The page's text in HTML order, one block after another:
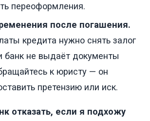
переоформления.
после погашения.
кредита нужно снять залог
банк не выдаёт документы
к юристу — он
претензию или иск.
отказать, если я подхожу